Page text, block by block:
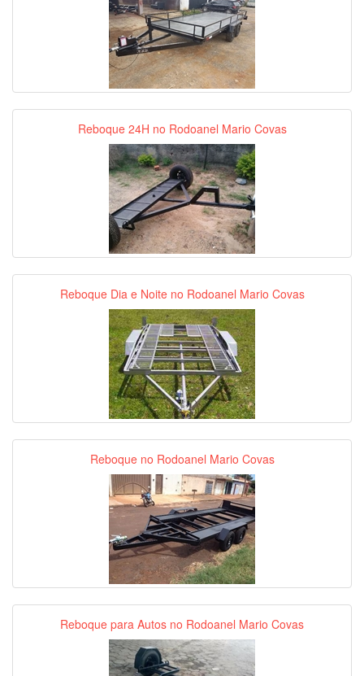
Reboque 24H no Rodoanel Mario Covas
Reboque Dia e Noite no Rodoanel Mario Covas
Reboque no Rodoanel Mario Covas
Reboque para Autos no Rodoanel Mario Covas